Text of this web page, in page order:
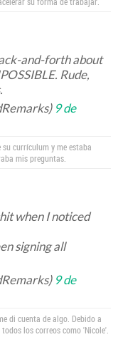
and-forth about
Rude,
9 de
currículum y me estaba
mis preguntas.
when I noticed
signing all
9 de
di cuenta de algo. Debido a
los correos como 'Nicole'.